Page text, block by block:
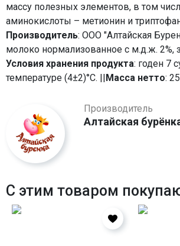
массу полезных элементов, в том
аминокислоты – метионин и
Производитель: ООО "Алтайская
молоко нормализованное с м.д.ж. 2%,
Условия хранения продукта: годен 7
температуре (4±2)°С. ||Масса нетто:
Производитель
Алтайская
С этим товаром